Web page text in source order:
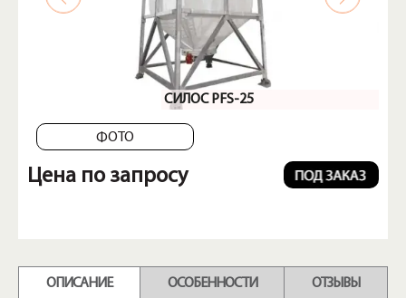
СИЛОС PFS-25
ФОТО
Цена по запросу
ОПИСАНИЕ ОСОБЕННОСТИ ОТЗЫВЫ